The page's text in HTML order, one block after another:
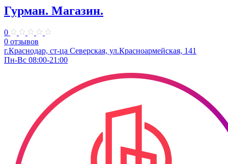
Гурман. Магазин.
0
0 отзывов
г.Краснодар, ст-ца Северская, ул.Красноармейская, 141
Пн-Вс 08:00-21:00